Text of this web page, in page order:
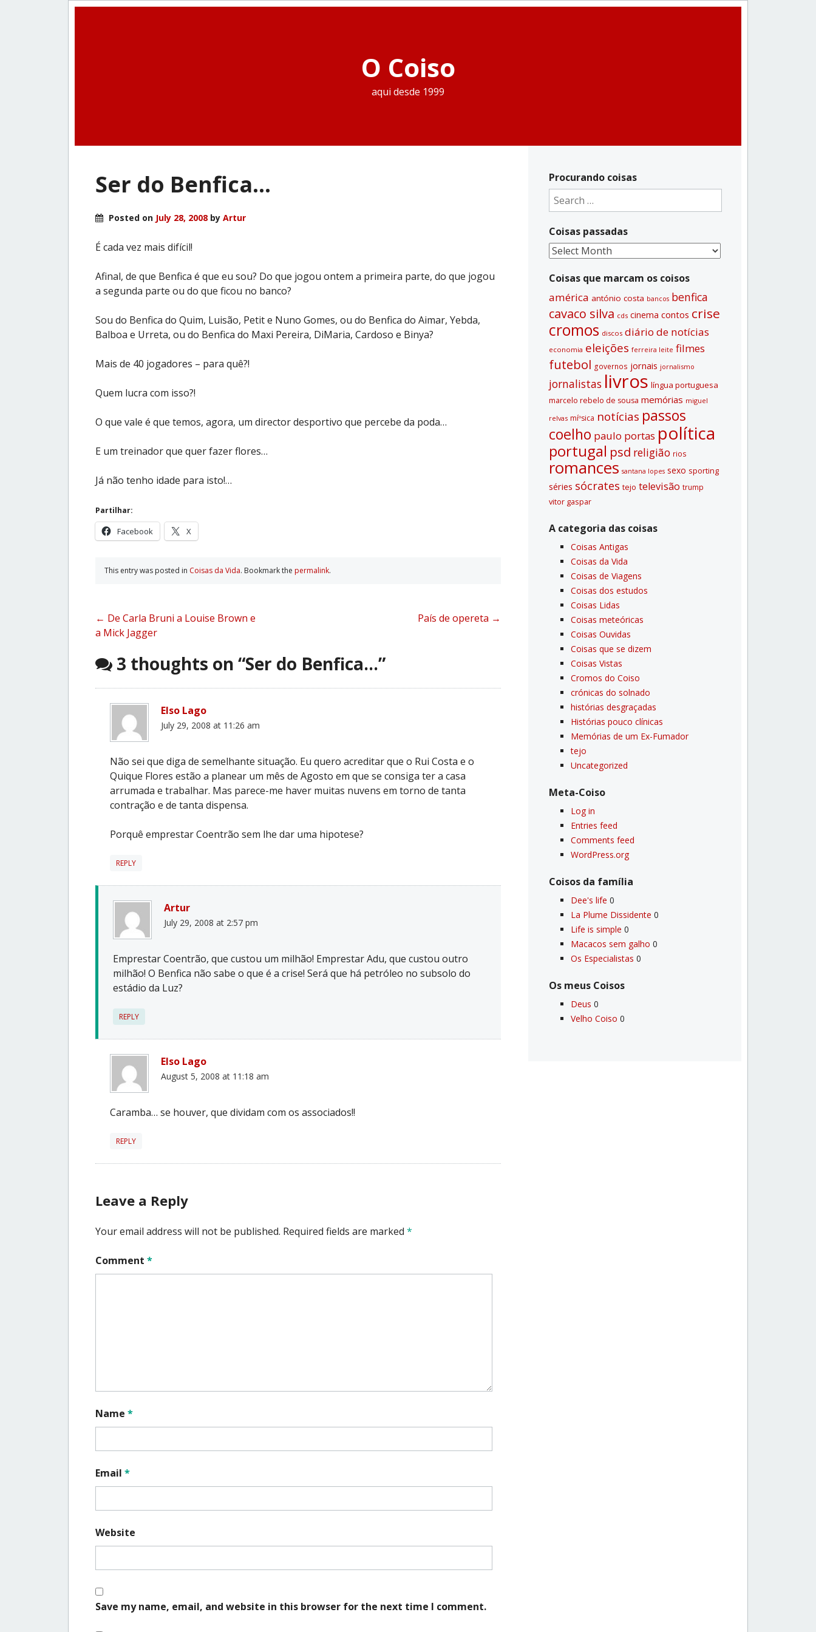
O Coiso
aqui desde 1999
Ser do Benfica…
Posted on July 28, 2008 by Artur
É cada vez mais difícil!
Afinal, de que Benfica é que eu sou? Do que jogou ontem a primeira parte, do que jogou
a segunda parte ou do que ficou no banco?
Sou do Benfica do Quim, Luisão, Petit e Nuno Gomes, ou do Benfica do Aimar, Yebda,
Balboa e Urreta, ou do Benfica do Maxi Pereira, DiMaria, Cardoso e Binya?
Mais de 40 jogadores – para quê?!
Quem lucra com isso?!
O que vale é que temos, agora, um director desportivo que percebe da poda…
E um treinador que quer fazer flores…
Já não tenho idade para isto!…
Partilhar:
Facebook X
This entry was posted in Coisas da Vida. Bookmark the permalink.
Post
navigation
← De Carla Bruni a Louise Brown e
a Mick Jagger
País de opereta →
3 thoughts on “Ser do Benfica…”
Elso Lago
July 29, 2008 at 11:26 am
Não sei que diga de semelhante situação. Eu quero acreditar que o Rui Costa e o
Quique Flores estão a planear um mês de Agosto em que se consiga ter a casa
arrumada e trabalhar. Mas parece-me haver muitas nuvens em torno de tanta
contração e de tanta dispensa.
Porquê emprestar Coentrão sem lhe dar uma hipotese?
REPLY
Artur
July 29, 2008 at 2:57 pm
Emprestar Coentrão, que custou um milhão! Emprestar Adu, que custou outro
milhão! O Benfica não sabe o que é a crise! Será que há petróleo no subsolo do
estádio da Luz?
REPLY
Elso Lago
August 5, 2008 at 11:18 am
Caramba… se houver, que dividam com os associados!!
REPLY
Leave a Reply
Your email address will not be published. Required fields are marked *
Comment *
Name *
Email *
Website
Save my name, email, and website in this browser for the next time I comment.
Procurando coisas
Search
for:
Coisas passadas
Coisas
Coisas que marcam os coisos
américa antónio costa bancos benfica
cavaco silva cds cinema contos crise
cromos discos diário de notí­cias
economia eleições ferreira leite filmes
futebol governos jornais jornalismo
jornalistas livros lí­ngua portuguesa
marcelo rebelo de sousa memórias miguel
relvas míºsica notí­cias passos
coelho paulo portas polí­tica
portugal psd religião rios
romances santana lopes sexo sporting
séries sócrates tejo televisão trump
vitor gaspar
A categoria das coisas
Coisas Antigas
Coisas da Vida
Coisas de Viagens
Coisas dos estudos
Coisas Lidas
Coisas meteóricas
Coisas Ouvidas
Coisas que se dizem
Coisas Vistas
Cromos do Coiso
crónicas do solnado
histórias desgraçadas
Histórias pouco clí­nicas
Memórias de um Ex-Fumador
tejo
Uncategorized
Meta-Coiso
Log in
Entries feed
Comments feed
WordPress.org
Coisos da famí­lia
Dee's life 0
La Plume Dissidente 0
Life is simple 0
Macacos sem galho 0
Os Especialistas 0
Os meus Coisos
Deus 0
Velho Coiso 0